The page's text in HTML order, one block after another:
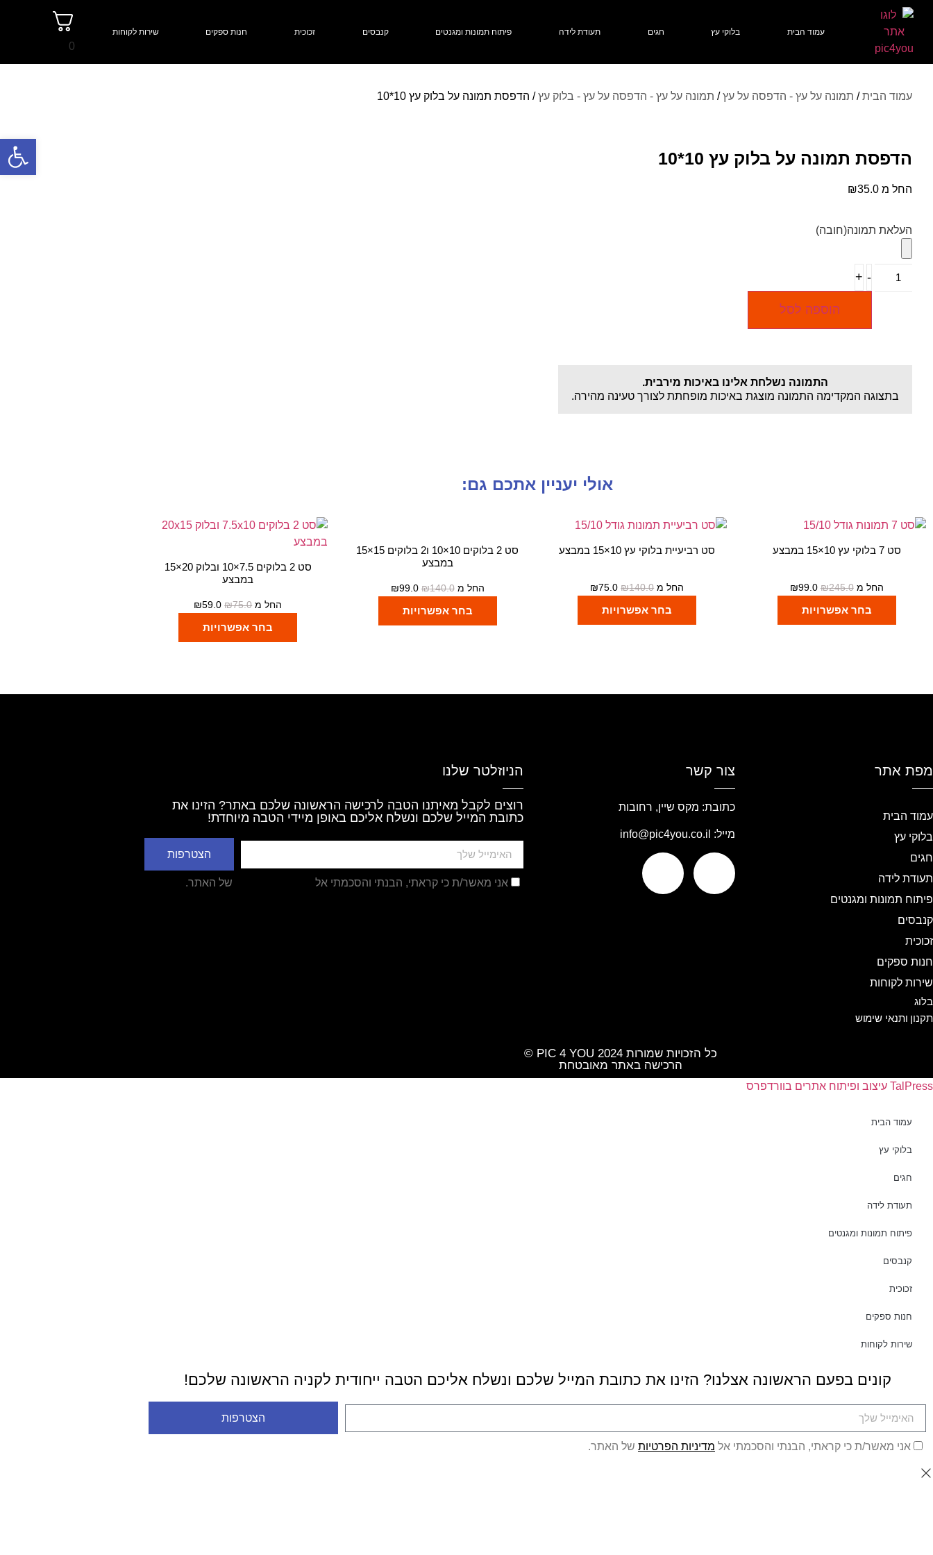
עמוד הבית בלוקי עץ חגים תעודת לידה פיתוח תמונות ומגנטים קנבסים זכוכית חנות ספקים שירות לקוחות
0
עמוד הבית/ תמונה על עץ - הדפסה על עץ/ תמונה על עץ - הדפסה על עץ - בלוק עץ/ הדפסת תמונה על בלוק עץ 10*10
הדפסת תמונה על בלוק עץ 10*10
החל מ ₪35.0
העלאת תמונה(חובה)
-
+
הוספה לסל
התמונה נשלחת אלינו באיכות מירבית.
בתצוגה המקדימה התמונה מוצגת באיכות מופחתת לצורך טעינה מהירה.
אולי יעניין אתכם גם:
סט 7 בלוקי עץ 10×15 במבצע
החל מ ₪245.0
₪99.0
בחר אפשרויות
סט רביעיית בלוקי עץ 10×15 במבצע
החל מ ₪140.0
₪75.0
בחר אפשרויות
סט 2 בלוקים 10×10 ו2 בלוקים 15×15
במבצע
החל מ ₪140.0
₪99.0
בחר אפשרויות
סט 2 בלוקים 7.5×10 ובלוק 20×15
במבצע
החל מ ₪75.0
₪59.0
בחר אפשרויות
מפת אתר
עמוד הבית
בלוקי עץ
חגים
תעודת לידה
פיתוח תמונות ומגנטים
קנבסים
זכוכית
חנות ספקים
שירות לקוחות
בלוג
תקנון ותנאי שימוש
צור קשר
כתובת: מקס שיין, רחובות
מייל: info@pic4you.co.il
הניוזלטר שלנו
רוצים לקבל מאיתנו הטבה לרכישה הראשונה שלכם באתר? הזינו את
כתובת המייל שלכם ונשלח אליכם באופן מיידי הטבה מיוחדת!
הצטרפות
אני מאשר/ת כי קראתי, הבנתי והסכמתי אל של האתר.
כל הזכויות שמורות PIC 4 YOU 2024 ©️
הרכישה באתר מאובטחת
TalPress עיצוב ופיתוח אתרים בוורדפרס
עמוד הבית
בלוקי עץ
חגים
תעודת לידה
פיתוח תמונות ומגנטים
קנבסים
זכוכית
חנות ספקים
שירות לקוחות
קונים בפעם הראשונה אצלנו? הזינו את כתובת המייל שלכם ונשלח אליכם הטבה ייחודית לקניה הראשונה שלכם!
הצטרפות
אני מאשר/ת כי קראתי, הבנתי והסכמתי אל מדיניות הפרטיות של האתר.
פתח